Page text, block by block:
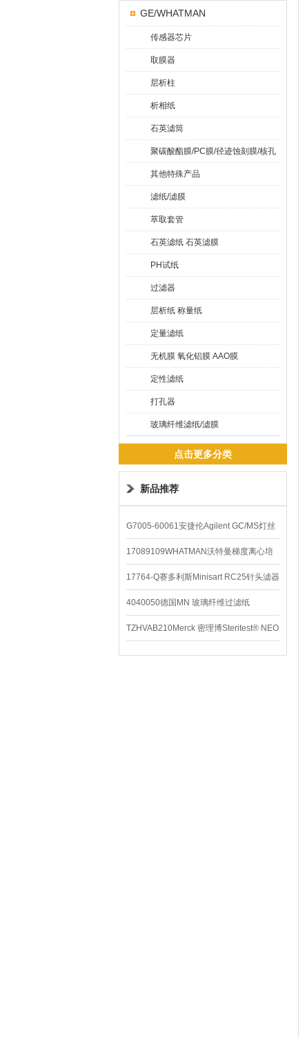
GE/WHATMAN
传感器芯片
取膜器
层析柱
析相纸
石英滤筒
聚碳酸酯膜/PC膜/径迹蚀刻膜/核孔
膜
其他特殊产品
滤纸/滤膜
萃取套管
石英滤纸 石英滤膜
PH试纸
过滤器
层析纸 称量纸
定量滤纸
无机膜 氧化铝膜 AAO膜
定性滤纸
打孔器
玻璃纤维滤纸/滤膜
点击更多分类
新品推荐
G7005-60061安捷伦Agilent GC/MS灯丝
配件
17089109WHATMAN沃特曼梯度离心培
养基
17764-Q赛多利斯Minisart RC25针头滤器
4040050德国MN 玻璃纤维过滤纸
TZHVAB210Merck 密理博Steritest® NEO
设备